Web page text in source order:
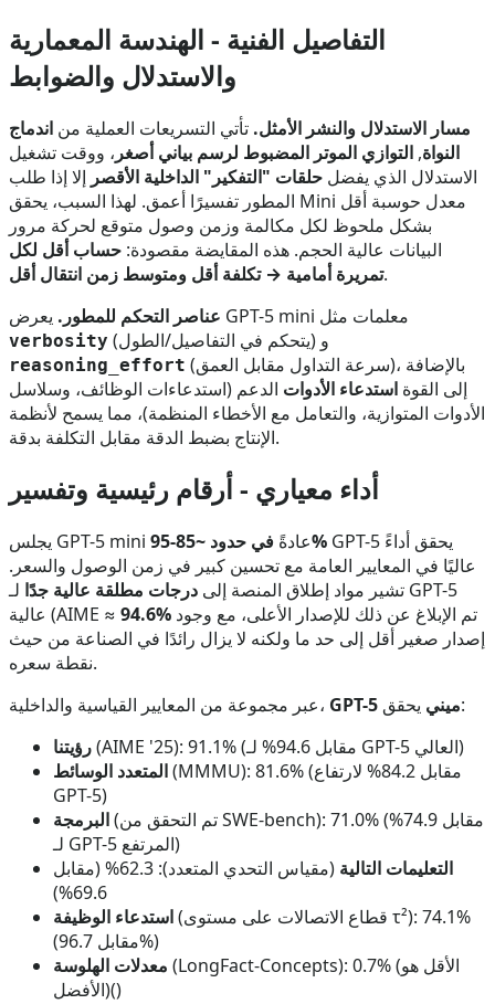
التفاصيل الفنية - الهندسة المعمارية
والاستدلال والضوابط
مسار الاستدلال والنشر الأمثل. تأتي التسريعات العملية من اندماج
النواة, التوازي الموتر المضبوط لرسم بياني أصغر ، ووقت تشغيل
الاستدلال الذي يفضل حلقات "التفكير" الداخلية الأقصر إلا إذا طلب
المطور تفسيرًا أعمق. لهذا السبب، يحقق Mini معدل حوسبة أقل
بشكل ملحوظ لكل مكالمة وزمن وصول متوقع لحركة مرور
البيانات عالية الحجم. هذه المقايضة مقصودة: حساب أقل لكل
تمريرة أمامية → تكلفة أقل ومتوسط زمن انتقال أقل.
عناصر التحكم للمطور.
يعرض GPT-5 mini معلمات مثل
verbosity (يتحكم في التفاصيل/الطول) و
reasoning_effort (سرعة التداول مقابل العمق)، بالإضافة
إلى القوة استدعاء الأدوات الدعم (استدعاءات الوظائف، وسلاسل
الأدوات المتوازية، والتعامل مع الأخطاء المنظمة)، مما يسمح لأنظمة
الإنتاج بضبط الدقة مقابل التكلفة بدقة.
أداء معياري - أرقام رئيسية وتفسير
يجلس GPT-5 mini عادةًفي حدود ~85-95% GPT-5 يحقق أداءً
عاليًا في المعايير العامة مع تحسين كبير في زمن الوصول والسعر.
تشير مواد إطلاق المنصة إلى درجات مطلقة عالية جدًا لـ GPT-5
عالية (AIME ≈ 94.6%
إصدار صغير أقل إلى حد ما ولكنه لا يزال رائدًا في الصناعة من حيث
نقطة سعره.
عبر مجموعة من المعايير القياسية والداخلية،
GPT-5 مينييحقق:
(AIME '25): 91.1% (مقابل 94.6% لـ GPT-5 العالي)
المتعدد الوسائط(MMMU): 81.6% (مقابل 84.2% لارتفاع
GPT-5)
البرمجة(تم التحقق من SWE-bench): 71.0% (مقابل 74.9%
لـ GPT-5 المرتفع)
التعليمات التالية
(مقياس التحدي المتعدد): 62.3% (مقابل
69.6%)
استدعاء الوظيفة(قطاع الاتصالات على مستوى τ²): 74.1%
(مقابل 96.7%)
معدلات الهلوسة (LongFact-Concepts): 0.7% (الأقل هو
الأفضل)()